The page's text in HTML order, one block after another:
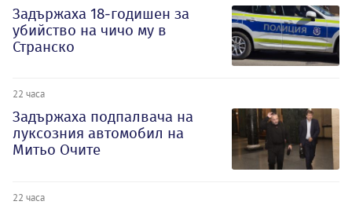
Задържаха 18-годишен за
убийство на чичо му в
Странско
22 часа
Задържаха подпалвача на
луксозния автомобил на
Митьо Очите
22 часа